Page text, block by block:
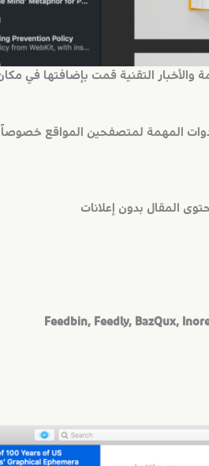
التقنية قمت بإضافتها في
المقال بدون إعلانات